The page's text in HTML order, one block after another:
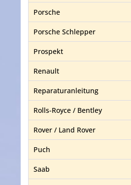
Porsche
Porsche Schlepper
Prospekt
Renault
Reparaturanleitung
Rolls-Royce / Bentley
Rover / Land Rover
Puch
Saab